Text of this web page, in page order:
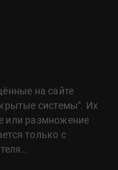
на сайте
системы". Их
или размножение
только с